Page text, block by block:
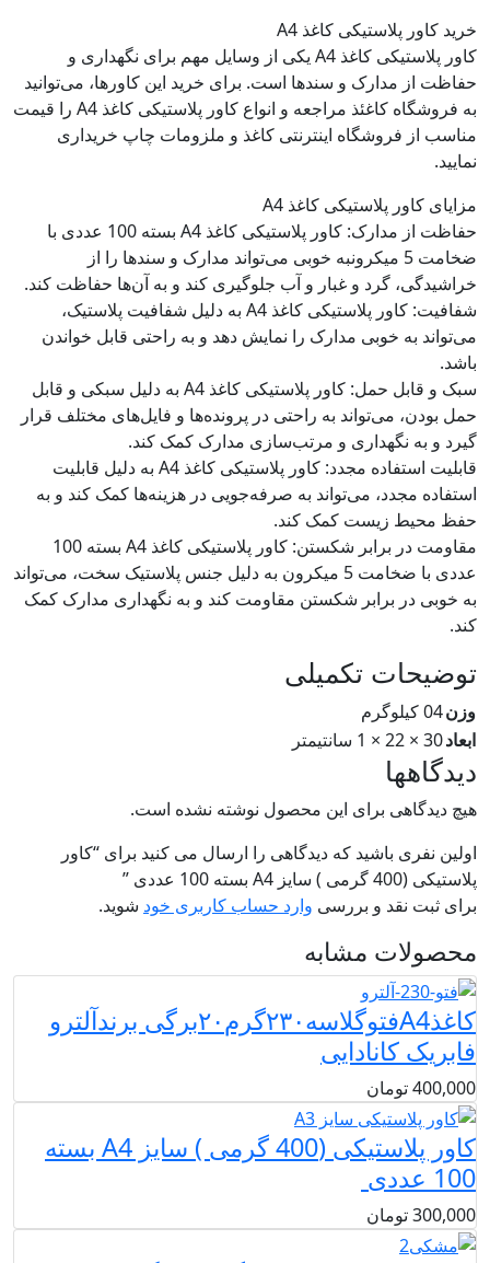
خرید کاور پلاستیکی کاغذ A4
کاور پلاستیکی کاغذ A4 یکی از وسایل مهم برای نگهداری و
حفاظت از مدارک و سند‌ها است. برای خرید این کاورها، می‌توانید
به فروشگاه‌ کاغئذ مراجعه و انواع کاور پلاستیکی کاغذ A4 را قیمت
مناسب از فروشگاه اینترنتی کاغذ و ملزومات چاپ خریداری
نمایید.
مزایای کاور پلاستیکی کاغذ A4
حفاظت از مدارک: کاور پلاستیکی کاغذ A4 بسته 100 عددی با
ضخامت 5 میکرونبه خوبی می‌تواند مدارک و سند‌ها را از
خراشیدگی، گرد و غبار و آب جلوگیری کند و به آن‌ها حفاظت کند.
شفافیت: کاور پلاستیکی کاغذ A4 به دلیل شفافیت پلاستیک،
می‌تواند به خوبی مدارک را نمایش دهد و به راحتی قابل خواندن
باشد.
سبک و قابل حمل: کاور پلاستیکی کاغذ A4 به دلیل سبکی و قابل
حمل بودن، می‌تواند به راحتی در پرونده‌ها و فایل‌های مختلف قرار
گیرد و به نگهداری و مرتب‌سازی مدارک کمک کند.
قابلیت استفاده مجدد: کاور پلاستیکی کاغذ A4 به دلیل قابلیت
استفاده مجدد، می‌تواند به صرفه‌جویی در هزینه‌ها کمک کند و به
حفظ محیط زیست کمک کند.
مقاومت در برابر شکستن: کاور پلاستیکی کاغذ A4 بسته 100
عددی با ضخامت 5 میکرون به دلیل جنس پلاستیک سخت، می‌تواند
به خوبی در برابر شکستن مقاومت کند و به نگهداری مدارک کمک
کند.
توضیحات تکمیلی
وزن04 کیلوگرم
ابعاد30 × 22 × 1 سانتیمتر
دیدگاهها
هیچ دیدگاهی برای این محصول نوشته نشده است.
اولین نفری باشید که دیدگاهی را ارسال می کنید برای “کاور
پلاستیکی (400 گرمی ) سایز A4 بسته 100 عددی ”
برای ثبت نقد و بررسی وارد حساب کاربری خود شوید.
محصولات مشابه
کاغذA4فتوگلاسه۲۳۰گرم۲۰برگی برندآلترو
فابریک کانادایی
400,000تومان
کاور پلاستیکی (400 گرمی ) سایز A4 بسته
100 عددی
300,000تومان